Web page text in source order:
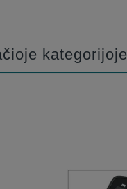
kategorijoje